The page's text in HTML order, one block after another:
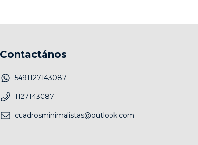
Contactános
5491127143087
1127143087
cuadrosminimalistas@outlook.com